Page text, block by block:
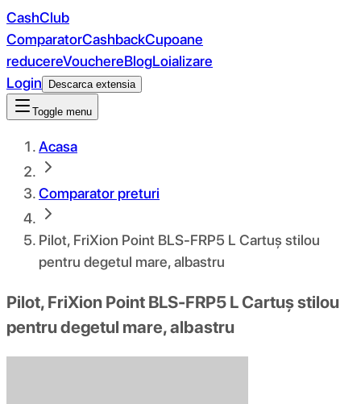
CashClub
ComparatorCashbackCupoane
reducereVouchereBlogLoializare
Login
Descarca extensia
Toggle menu
Acasa
Comparator preturi
Pilot, FriXion Point BLS-FRP5 L Cartuș stilou
pentru degetul mare, albastru
Pilot, FriXion Point BLS-FRP5 L Cartuș stilou
pentru degetul mare, albastru